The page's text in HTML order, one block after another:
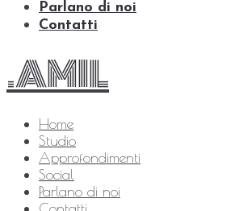
Parlano di noi
Contatti
.AMIL
Home
Studio
Approfondimenti
Social
Parlano di noi